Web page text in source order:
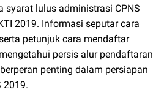
syarat lulus administrasi CPNS
2019. Informasi seputar cara
petunjuk cara mendaftar
persis alur pendaftaran
penting dalam persiapan
2019.